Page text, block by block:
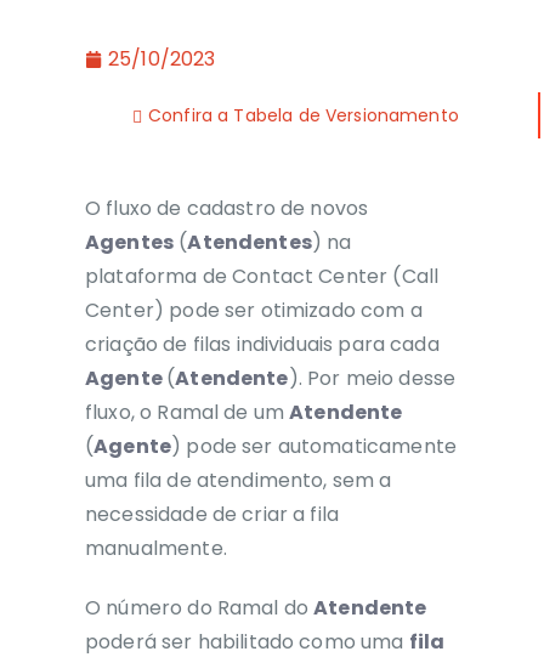
25/10/2023
Confira a Tabela de Versionamento
O fluxode cadastro de novos
Agentes (Atendentes) na
plataforma de Contact Center (Call
Center) pode ser otimizado com a
criação de filas individuais para cada
Agente(Atendente). Por meio desse
fluxo, o Ramal de umAtendente
(Agente) pode ser automaticamente
uma fila de atendimento, sem a
necessidade de criar a fila
manualmente.
O número do Ramal doAtendente
poderá ser habilitado como uma fila